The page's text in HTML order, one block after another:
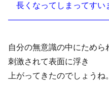
長くなってしまってすい
自分の無意識の中にため
刺激されて表面に浮き
上がってきたのでしょうね。